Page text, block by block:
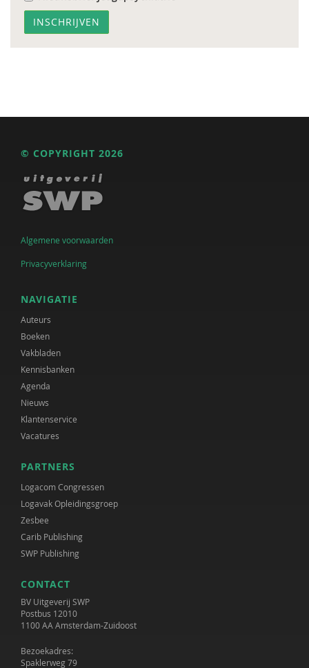
© COPYRIGHT 2026
Algemene voorwaarden
Privacyverklaring
NAVIGATIE
Auteurs
Boeken
Vakbladen
Kennisbanken
Agenda
Nieuws
Klantenservice
Vacatures
PARTNERS
Logacom Congressen
Logavak Opleidingsgroep
Zesbee
Carib Publishing
SWP Publishing
CONTACT
BV Uitgeverij SWP
Postbus 12010
1100 AA Amsterdam-Zuidoost
Bezoekadres:
Spaklerweg 79